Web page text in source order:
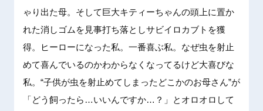
ゃり出た母。そして巨大キティーちゃんの頭上に置か
れた消しゴムを見事打ち落としサビイロカブトを獲
得。ヒーローになった私。一番喜ぶ私。なぜ虫を射止
めて喜んでいるのかわからなくなってるけど大喜びな
私。“子供が虫を射止めてしまったどこかのお母さん”が
「どう飼ったら…いいんですか…？」とオロオロして